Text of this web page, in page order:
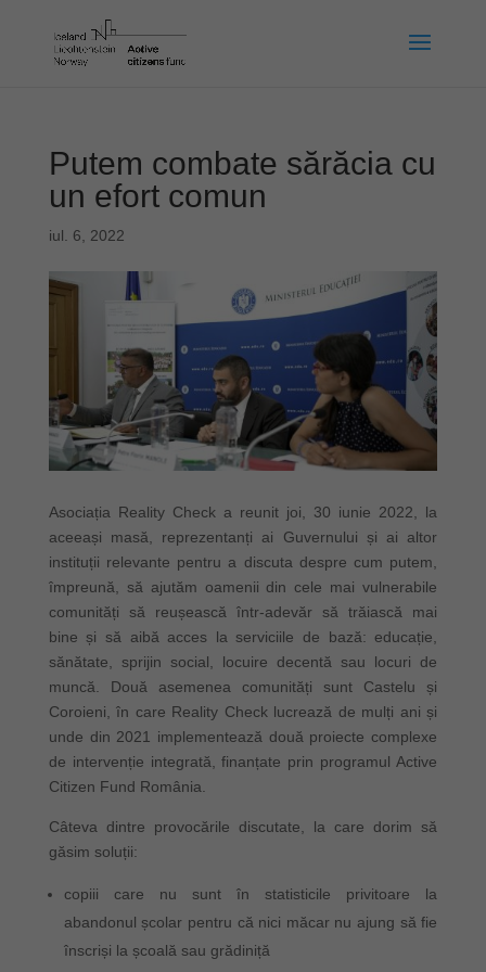
Putem combate sărăcia cu
un efort comun
iul. 6, 2022
Asociația Reality Check a reunit joi, 30 iunie 2022, la
aceeași masă, reprezentanți ai Guvernului și ai altor
instituții relevante pentru a discuta despre cum putem,
împreună, să ajutăm oamenii din cele mai vulnerabile
comunități să reușească într-adevăr să trăiască mai
bine și să aibă acces la serviciile de bază: educație,
sănătate, sprijin social, locuire decentă sau locuri de
muncă. Două asemenea comunități sunt Castelu și
Coroieni, în care Reality Check lucrează de mulți ani și
unde din 2021 implementează două proiecte complexe
de intervenție integrată, finanțate prin programul Active
Citizen Fund România.
Câteva dintre provocările discutate, la care dorim să
găsim soluții:
copiii care nu sunt în statisticile privitoare la
abandonul școlar pentru că nici măcar nu ajung să fie
înscriși la școală sau grădiniță